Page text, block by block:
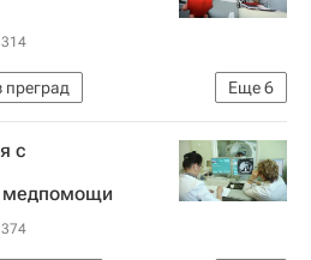
314
Еще6
преград
мир
Европа
Людмила Косткина
с
медпомощи
374